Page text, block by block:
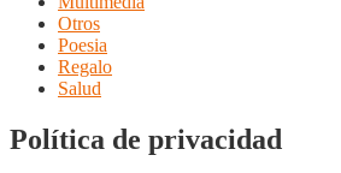
Otros
Poesia
Regalo
Salud
Política de privacidad